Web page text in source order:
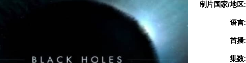
制片国家/地区:
语言:
首播:
集数: